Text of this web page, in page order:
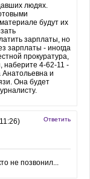
людях.
будут их
зарплаты, но
зарплаты - иногда
прокуратура,
наберите 4-62-11 -
Анатольевна и
Она будет
Ответить
не позвонил...